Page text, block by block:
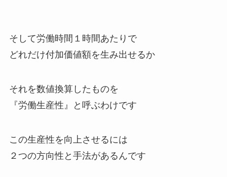
そして労働時間１時間あたりで
どれだけ付加価値額を生み出せるか
それを数値換算したものを
『労働生産性』
と呼ぶわけです
この生産性を向上させるには
２つの方向性と手法があるんです